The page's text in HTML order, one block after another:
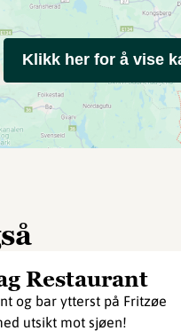
Klikk her for å vise
Restaurant
og bar ytterst på Fritzøe
utsikt mot sjøen!